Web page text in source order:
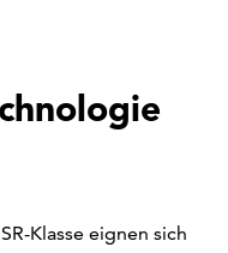
Klasse eignen sich